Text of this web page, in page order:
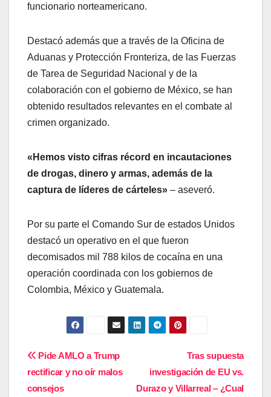
funcionario norteamericano.
Destacó además que a través de la Oficina de
Aduanas y Protección Fronteriza, de las Fuerzas
de Tarea de Seguridad Nacional y de la
colaboración con el gobierno de México, se han
obtenido resultados relevantes en el combate al
crimen organizado.
«Hemos visto cifras récord en incautaciones
de drogas, dinero y armas, además de la
captura de líderes de cárteles» – aseveró.
Por su parte el Comando Sur de estados Unidos
destacó un operativo en el que fueron
decomisados mil 788 kilos de cocaína en una
operación coordinada con los gobiernos de
Colombia, México y Guatemala.
Navegación
de
Tras supuesta
investigación de EU vs.
Durazo y Villarreal – ¿Cual
Pide AMLO a Trump
rectificar y no oír malos
consejos